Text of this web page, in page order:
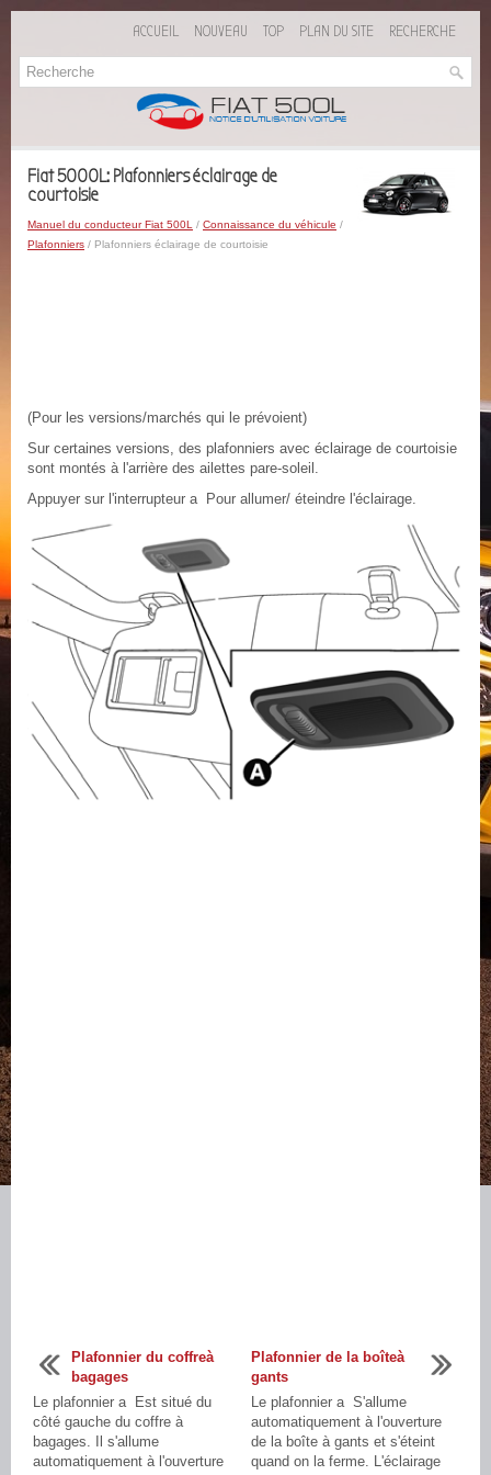
ACCUEIL NOUVEAU TOP PLAN DU SITE RECHERCHE
Fiat 5000L: Plafonniers éclairage de
courtoisie
Manuel du conducteur Fiat 500L / Connaissance du véhicule /
Plafonniers / Plafonniers éclairage de courtoisie
(Pour les versions/marchés qui le prévoient)
Sur certaines versions, des plafonniers avec éclairage de courtoisie
sont montés à l'arrière des ailettes pare-soleil.
Appuyer sur l'interrupteur a Pour allumer/ éteindre l'éclairage.
Plafonnier du coffreà
bagages
Le plafonnier a Est situé du
côté gauche du coffre à
bagages. Il s'allume
automatiquement à l'ouverture
Plafonnier de la boîteà
gants
Le plafonnier a S'allume
automatiquement à l'ouverture
de la boîte à gants et s'éteint
quand on la ferme. L'éclairage